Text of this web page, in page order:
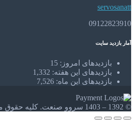
servosanatt
09122823910
آمار بازدید سایت
بازدیدهای امروز: 15
بازدیدهای این هفته: 1,332
بازدیدهای این ماه: 7,526
© 1392 – 1403 سروو صنعت. کلیه حقوق محفوظ است.